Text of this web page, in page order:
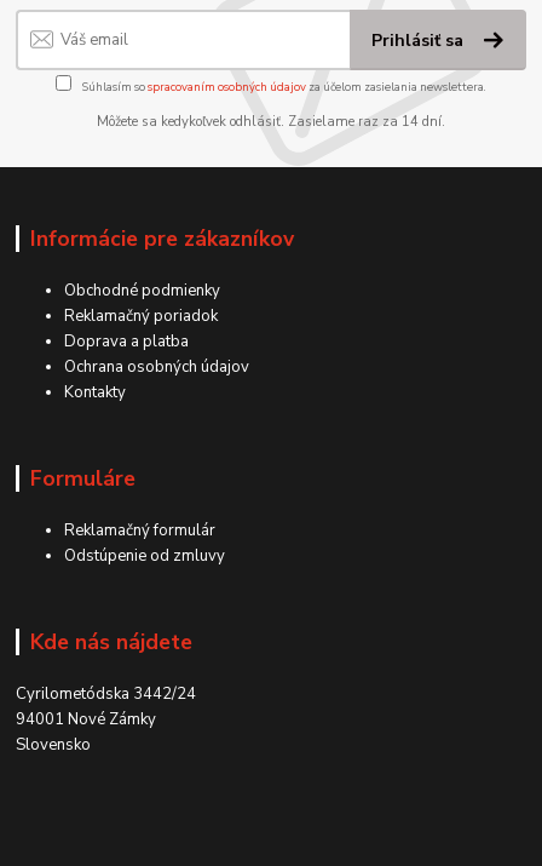
Prihlásiť sa
Súhlasím sospracovaním osobných údajov za účelom zasielania newslettera.
Môžete sa kedykoľvek odhlásiť. Zasielame raz za 14 dní.
Informácie pre zákazníkov
Obchodné podmienky
Reklamačný poriadok
Doprava a platba
Ochrana osobných údajov
Kontakty
Formuláre
Reklamačný formulár
Odstúpenie od zmluvy
Kde nás nájdete
Cyrilometódska 3442/24
94001 Nové Zámky
Slovensko